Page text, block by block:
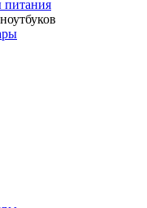
питания